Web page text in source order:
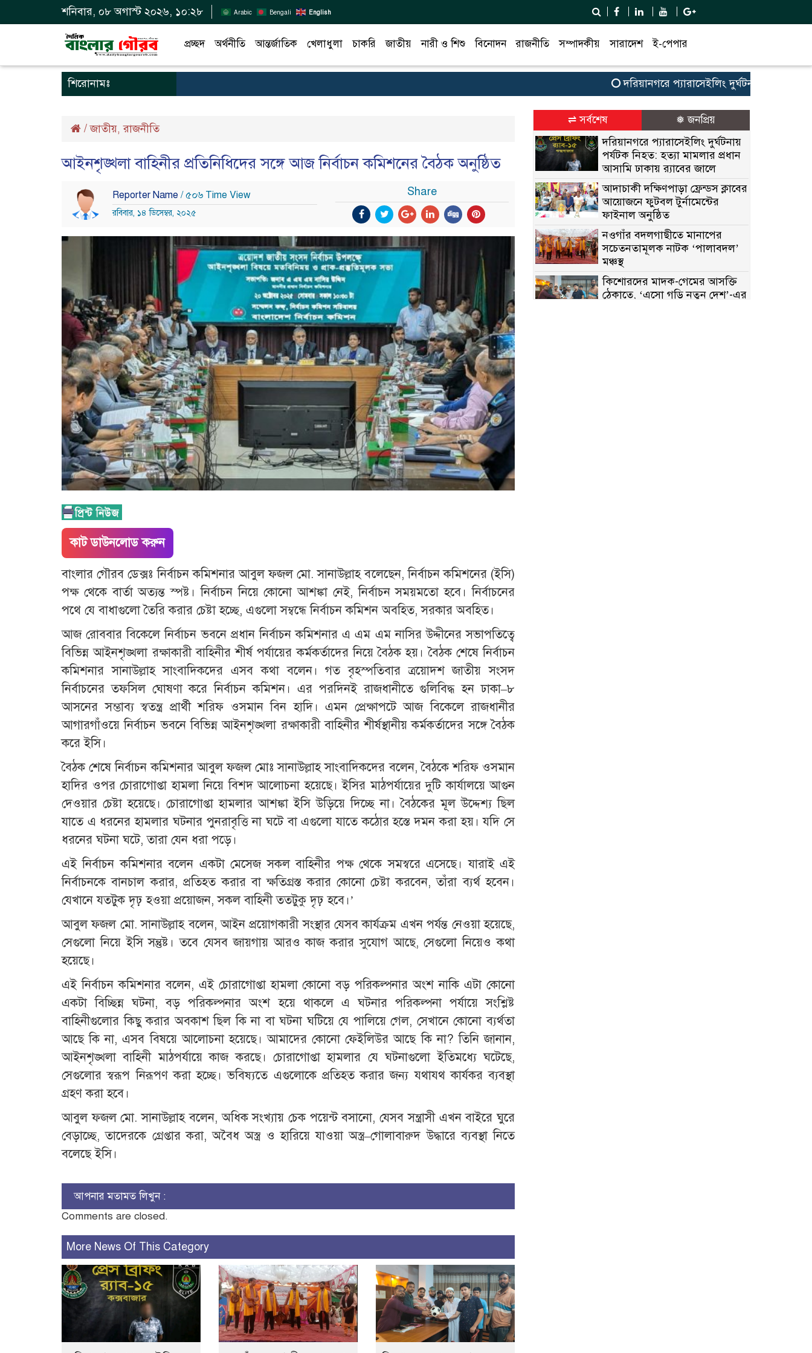
শনিবার, ০৮ অগাস্ট ২০২৬, ১০:২৮ Arabic Bengali English
প্রচ্ছদ অর্থনীতি আন্তর্জাতিক খেলাধুলা চাকরি জাতীয় নারী ও শিশু বিনোদন রাজনীতি সম্পাদকীয় সারাদেশ ই-পেপার
শিরোনামঃ দরিয়ানগরে প্যারাসেইলিং দুর্ঘটনায় পর্যটক
/জাতীয়,রাজনীতি
আইনশৃঙ্খলা বাহিনীর প্রতিনিধিদের সঙ্গে আজ নির্বাচন কমিশনের বৈঠক অনুষ্ঠিত
Reporter Name / ৫০৬ Time View
রবিবার, ১৪ ডিসেম্বর, ২০২৫
Share
কাট ডাউনলোড করুন
বাংলার গৌরব ডেক্সঃ নির্বাচন কমিশনার আবুল ফজল মো. সানাউল্লাহ বলেছেন, নির্বাচন কমিশনের (ইসি)
পক্ষ থেকে বার্তা অত্যন্ত স্পষ্ট। নির্বাচন নিয়ে কোনো আশঙ্কা নেই, নির্বাচন সময়মতো হবে। নির্বাচনের
পথে যে বাধাগুলো তৈরি করার চেষ্টা হচ্ছে, এগুলো সম্বন্ধে নির্বাচন কমিশন অবহিত, সরকার অবহিত।
আজ রোববার বিকেলে নির্বাচন ভবনে প্রধান নির্বাচন কমিশনার এ এম এম নাসির উদ্দীনের সভাপতিত্বে
বিভিন্ন আইনশৃঙ্খলা রক্ষাকারী বাহিনীর শীর্ষ পর্যায়ের কর্মকর্তাদের নিয়ে বৈঠক হয়। বৈঠক শেষে নির্বাচন
কমিশনার সানাউল্লাহ সাংবাদিকদের এসব কথা বলেন। গত বৃহস্পতিবার ত্রয়োদশ জাতীয় সংসদ
নির্বাচনের তফসিল ঘোষণা করে নির্বাচন কমিশন। এর পরদিনই রাজধানীতে গুলিবিদ্ধ হন ঢাকা–৮
আসনের সম্ভাব্য স্বতন্ত্র প্রার্থী শরিফ ওসমান বিন হাদি। এমন প্রেক্ষাপটে আজ বিকেলে রাজধানীর
আগারগাঁওয়ে নির্বাচন ভবনে বিভিন্ন আইনশৃঙ্খলা রক্ষাকারী বাহিনীর শীর্ষস্থানীয় কর্মকর্তাদের সঙ্গে বৈঠক
করে ইসি।
বৈঠক শেষে নির্বাচন কমিশনার আবুল ফজল মোঃ সানাউল্লাহ সাংবাদিকদের বলেন, বৈঠকে শরিফ ওসমান
হাদির ওপর চোরাগোপ্তা হামলা নিয়ে বিশদ আলোচনা হয়েছে। ইসির মাঠপর্যায়ের দুটি কার্যালয়ে আগুন
দেওয়ার চেষ্টা হয়েছে। চোরাগোপ্তা হামলার আশঙ্কা ইসি উড়িয়ে দিচ্ছে না। বৈঠকের মূল উদ্দেশ্য ছিল
যাতে এ ধরনের হামলার ঘটনার পুনরাবৃত্তি না ঘটে বা এগুলো যাতে কঠোর হস্তে দমন করা হয়। যদি সে
ধরনের ঘটনা ঘটে, তারা যেন ধরা পড়ে।
এই নির্বাচন কমিশনার বলেন একটা মেসেজ সকল বাহিনীর পক্ষ থেকে সমস্বরে এসেছে। যারাই এই
নির্বাচনকে বানচাল করার, প্রতিহত করার বা ক্ষতিগ্রস্ত করার কোনো চেষ্টা করবেন, তাঁরা ব্যর্থ হবেন।
যেখানে যতটুক দৃঢ় হওয়া প্রয়োজন, সকল বাহিনী ততটুকু দৃঢ় হবে।’
আবুল ফজল মো. সানাউল্লাহ বলেন, আইন প্রয়োগকারী সংস্থার যেসব কার্যক্রম এখন পর্যন্ত নেওয়া হয়েছে,
সেগুলো নিয়ে ইসি সন্তুষ্ট। তবে যেসব জায়গায় আরও কাজ করার সুযোগ আছে, সেগুলো নিয়েও কথা
হয়েছে।
এই নির্বাচন কমিশনার বলেন, এই চোরাগোপ্তা হামলা কোনো বড় পরিকল্পনার অংশ নাকি এটা কোনো
একটা বিচ্ছিন্ন ঘটনা, বড় পরিকল্পনার অংশ হয়ে থাকলে এ ঘটনার পরিকল্পনা পর্যায়ে সংশ্লিষ্ট
বাহিনীগুলোর কিছু করার অবকাশ ছিল কি না বা ঘটনা ঘটিয়ে যে পালিয়ে গেল, সেখানে কোনো ব্যর্থতা
আছে কি না, এসব বিষয়ে আলোচনা হয়েছে। আমাদের কোনো ফেইলিউর আছে কি না? তিনি জানান,
আইনশৃঙ্খলা বাহিনী মাঠপর্যায়ে কাজ করছে। চোরাগোপ্তা হামলার যে ঘটনাগুলো ইতিমধ্যে ঘটেছে,
সেগুলোর স্বরূপ নিরূপণ করা হচ্ছে। ভবিষ্যতে এগুলোকে প্রতিহত করার জন্য যথাযথ কার্যকর ব্যবস্থা
গ্রহণ করা হবে।
আবুল ফজল মো. সানাউল্লাহ বলেন, অধিক সংখ্যায় চেক পয়েন্ট বসানো, যেসব সন্ত্রাসী এখন বাইরে ঘুরে
বেড়াচ্ছে, তাদেরকে গ্রেপ্তার করা, অবৈধ অস্ত্র ও হারিয়ে যাওয়া অস্ত্র–গোলাবারুদ উদ্ধারে ব্যবস্থা নিতে
বলেছে ইসি।
আপনার মতামত লিখুন :
Comments are closed.
More News Of This Category
⇌ সর্বশেষ ❅ জনপ্রিয়
দরিয়ানগরে প্যারাসেইলিং দুর্ঘটনায়
পর্যটক নিহত: হত্যা মামলার প্রধান
আসামি ঢাকায় র‌্যাবের জালে
আদাচাকী দক্ষিণপাড়া ফ্রেন্ডস ক্লাবের
আয়োজনে ফুটবল টুর্নামেন্টের
ফাইনাল অনুষ্ঠিত
নওগাঁর বদলগাছীতে মানাপের
সচেতনতামূলক নাটক ‘পালাবদল’
মঞ্চস্থ
কিশোরদের মাদক-গেমের আসক্তি
ঠেকাতে, ‘এসো গড়ি নতুন দেশ’-এর